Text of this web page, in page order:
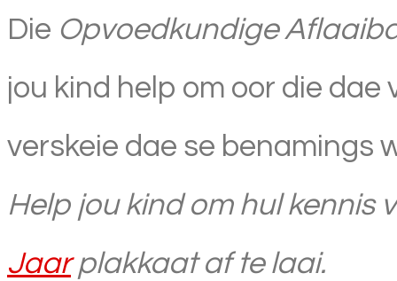
Die Opvoedkundige
jou kind help om oor die dae
verskeie dae se benamings
Help jou kind om hul kennis
Jaarplakkaat af te laai.